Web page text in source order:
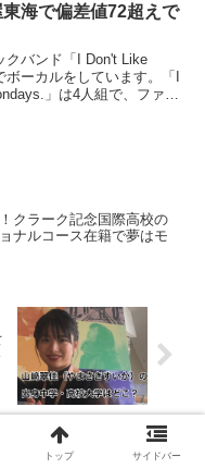
海で偏差値72超えで
クバンド「I Don't Like
ボーカルをしています。「I
」は4人組で、ファン
クラーク記念国際高校の
ナルコース在籍で夢はモ
トップ サイドバー